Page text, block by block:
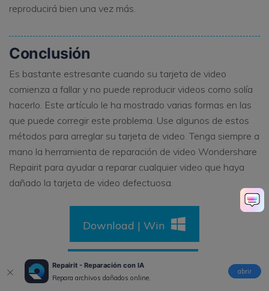
Repairit - Reparación con IA
Repara archivos dañados online.
abrir
reproducirá bien una vez más.
Conclusión
Es bastante estresante cuando su tarjeta de video
comienza a fallar y no puede reproducir videos como solía
hacerlo. Este artículo le ha mostrado varias formas en las
que puede corregir este problema. Use algunos de estos
métodos para arreglar su tarjeta de video. Tenga siempre a
mano la herramienta de reparación de video Wondershare
Repairit para ayudar a reparar cualquier video que haya
dañado la tarjeta de video defectuosa.
Download | Win
Download | Mac